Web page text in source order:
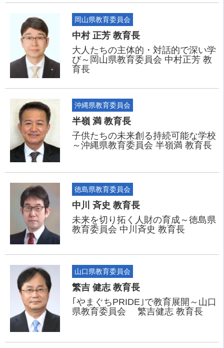
岡山県教育委員会
中村 正芳 教育長
大人たちの主体的・対話的で深い学
び～岡山県教育委員会 中村正芳 教
育長
沖縄県教育委員会
半嶺 満 教育長
子供たちの未来創る持続可能な学校
～沖縄県教育委員会 半嶺満 教育長
徳島県教育委員会
中川 斉史 教育長
未来を切り拓く人財の育成～徳島県
教育委員会 中川斉史 教育長
山口県教育委員会
繁吉 健志 教育長
｢やまぐちPRIDE｣で教育展開～山口
県教育委員会 繁吉健志 教育長